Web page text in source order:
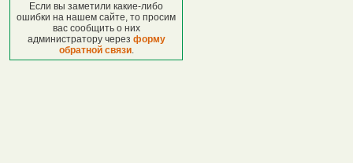
Если вы заметили какие-либо
ошибки на нашем сайте, то просим
вас сообщить о них
администратору через форму
обратной связи.